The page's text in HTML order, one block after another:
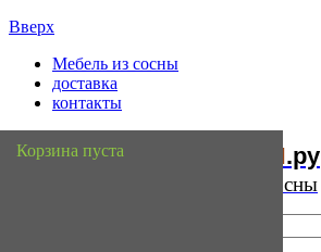
Вверх
Мебель из сосны
доставка
контакты
Мебель Сосны.ру
Интернет магазин мебели из сосны
Корзина пуста